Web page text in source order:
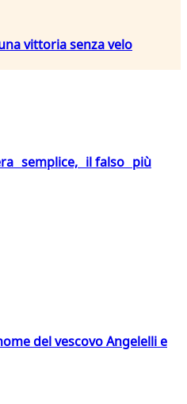
vittoria senza velo
semplice, il falso più
del vescovo Angelelli e